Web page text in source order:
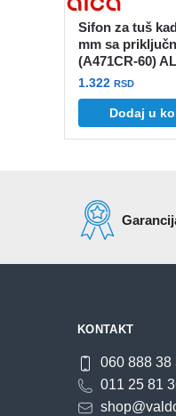
Sifon za tuš
mm sa
(A471CR-60)
1.322RSD
Dodaj u
KONTAKT
060 888 38
011 25 81